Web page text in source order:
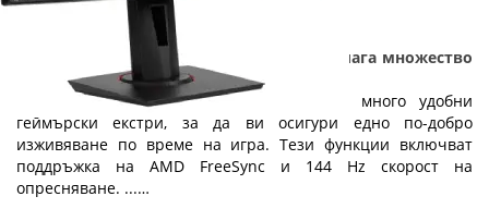
Геймърския монитор Asus VG279Q предлага множество
функции на изгодна цена
Мониторът Asus VG279Q е създаден с много удобни
геймърски екстри, за да ви осигури едно по-добро
изживяване по време на игра. Тези функции включват
поддръжка на AMD FreeSync и 144 Hz скорост на
опресняване. ...…